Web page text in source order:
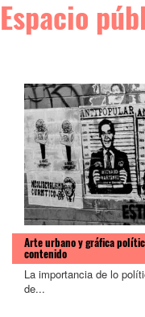
Espacio
Arte urbano y gráfica
contenido
La importancia de lo
de...